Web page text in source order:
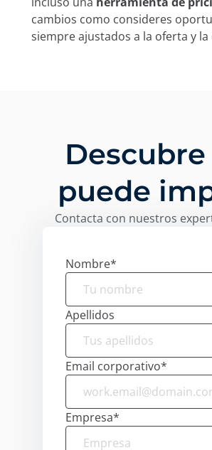
cambios como consideres
siempre ajustados a la oferta y la
puede
Contacta con nuestros
Nombre*
Apellidos
Email corporativo*
Empresa*